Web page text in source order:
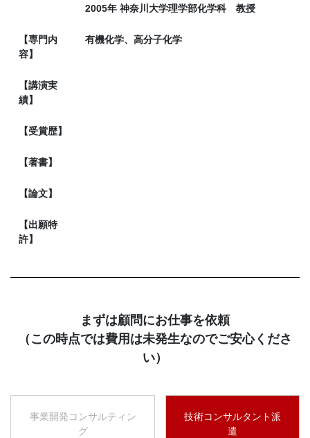
2005年 神奈川大学理学部化学科 教授
【専門内
容】
有機化学、高分子化学
【講演実
績】
【受賞歴】
【著書】
【論文】
【出願特
許】
まずは顧問にお仕事を依頼
（この時点では費用は未発生なのでご安心くださ
い）
事業開発コンサルティン
グ
技術コンサルタント派
遣